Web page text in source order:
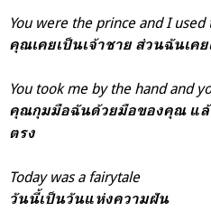
You were the prince and I used
คุณเคยเป็นเจ้าชาย ส่วนฉันเค
You took me by the hand and
คุณกุมมือฉันด้วยมือของคุณ แ
ตรง
Today was a fairytale
วันนี้เป็นวันแห่งความฝัน